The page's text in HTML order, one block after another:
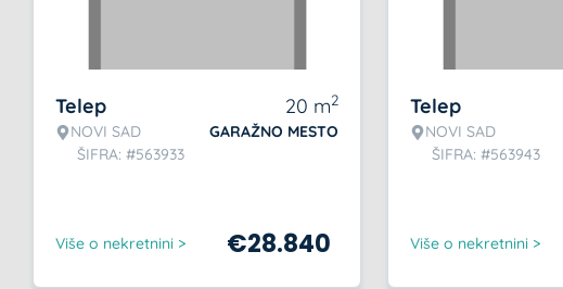
Telep
NOVI SAD
ŠIFRA: #563933
20 m2
GARAŽNO MESTO
Više o nekretnini > €28.840
Telep
NOVI SAD
ŠIFRA: #563943
Više o nekretnini >